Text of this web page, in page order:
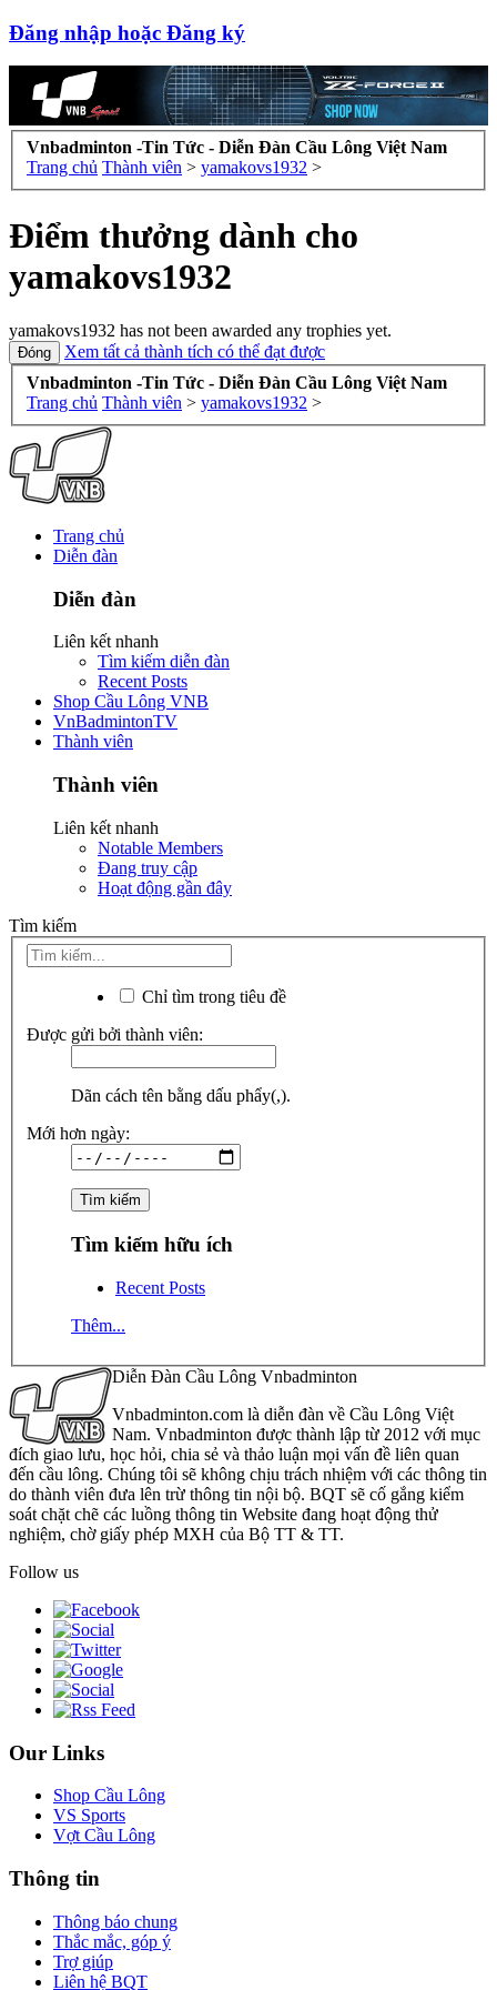
Đăng nhập hoặc Đăng ký
Vnbadminton -Tin Tức - Diễn Đàn Cầu Lông Việt Nam
Trang chủ Thành viên > yamakovs1932 >
Điểm thưởng dành cho
yamakovs1932
yamakovs1932 has not been awarded any trophies yet.
Xem tất cả thành tích có thể đạt được
Vnbadminton -Tin Tức - Diễn Đàn Cầu Lông Việt Nam
Trang chủ Thành viên > yamakovs1932 >
Trang chủ
Diễn đàn
Diễn đàn
Liên kết nhanh
Tìm kiếm diễn đàn
Recent Posts
Shop Cầu Lông VNB
VnBadmintonTV
Thành viên
Thành viên
Liên kết nhanh
Notable Members
Đang truy cập
Hoạt động gần đây
Tìm kiếm
Chỉ tìm trong tiêu đề
Được gửi bởi thành viên:
Dãn cách tên bằng dấu phẩy(,).
Mới hơn ngày:
Tìm kiếm hữu ích
Recent Posts
Thêm...
Diễn Đàn Cầu Lông Vnbadminton
Vnbadminton.com là diễn đàn về Cầu Lông Việt
Nam. Vnbadminton được thành lập từ 2012 với mục
đích giao lưu, học hỏi, chia sẻ và thảo luận mọi vấn đề liên quan
đến cầu lông. Chúng tôi sẽ không chịu trách nhiệm với các thông tin
do thành viên đưa lên trừ thông tin nội bộ. BQT sẽ cố gắng kiểm
soát chặt chẽ các luồng thông tin Website đang hoạt động thử
nghiệm, chờ giấy phép MXH của Bộ TT & TT.
Follow us
Our Links
Shop Cầu Lông
VS Sports
Vợt Cầu Lông
Thông tin
Thông báo chung
Thắc mắc, góp ý
Trợ giúp
Liên hệ BQT